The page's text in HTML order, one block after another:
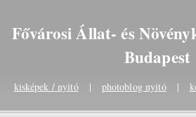
Fővárosi Állat- és
Budapest
kisképek / nyitó| photoblog nyitó|